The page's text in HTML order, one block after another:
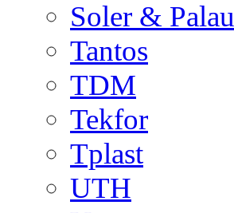
Soler & Palau
Tantos
TDM
Tekfor
Tplast
UTH